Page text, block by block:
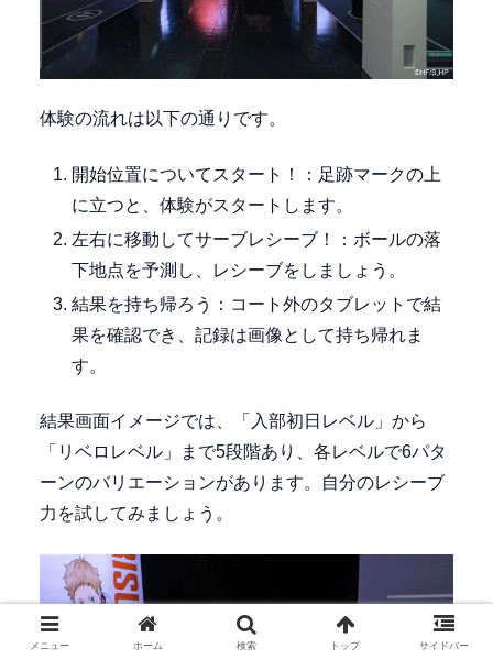
体験の流れは以下の通りです。
開始位置についてスタート！：足跡マークの上
に立つと、体験がスタートします。
左右に移動してサーブレシーブ！：ボールの落
下地点を予測し、レシーブをしましょう。
結果を持ち帰ろう：コート外のタブレットで結
果を確認でき、記録は画像として持ち帰れま
す。
結果画面イメージでは、「入部初日レベル」から
「リベロレベル」まで5段階あり、各レベルで6パタ
ーンのバリエーションがあります。自分のレシーブ
力を試してみましょう。
メニュー ホーム 検索 トップ サイドバー